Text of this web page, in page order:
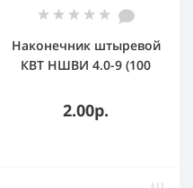
Наконечник штыревой
КВТ НШВИ 4.0-9 (100
2.00р.